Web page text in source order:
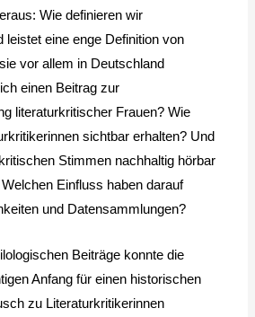
Wie definieren wir
leistet eine enge Definition von
vor allem in Deutschland
einen Beitrag zur
literaturkritischer Frauen? Wie
sichtbar erhalten? Und
Stimmen nachhaltig hörbar
Einfluss haben darauf
und Datensammlungen?
Beiträge konnte die
Anfang für einen historischen
zu Literaturkritikerinnen